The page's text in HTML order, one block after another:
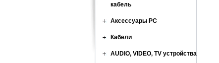
кабель
Аксессуары PC
Кабели
AUDIO, VIDEO, TV устройства